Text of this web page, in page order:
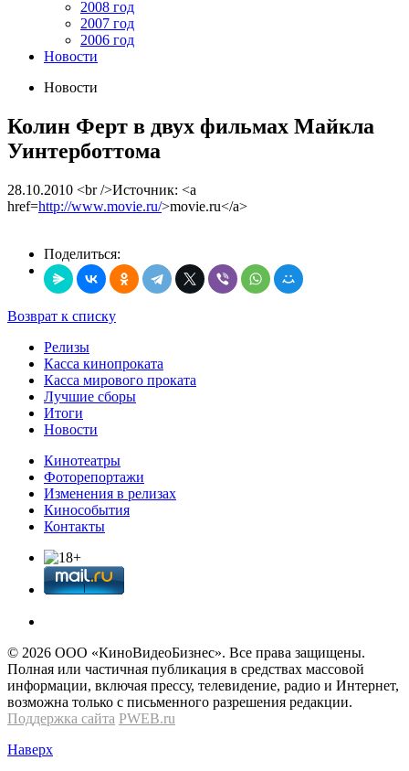
2008 год
2007 год
2006 год
Новости
Новости
Колин Ферт в двух фильмах Майкла
Уинтерботтома
28.10.2010 <br />Источник: <a
href=http://www.movie.ru/>movie.ru</a>
Поделиться:
Возврат к списку
Релизы
Касса кинопроката
Касса мирового проката
Лучшие сборы
Итоги
Новости
Кинотеатры
Фоторепортажи
Изменения в релизах
Кинособытия
Контакты
© 2026 OOО «КиноВидеоБизнес». Все права защищены.
Полная или частичная публикация в средствах массовой
информации, включая прессу, телевидение, радио и Интернет,
возможна только с письменного разрешения редакции.
Поддержка сайта PWEB.ru
Наверх